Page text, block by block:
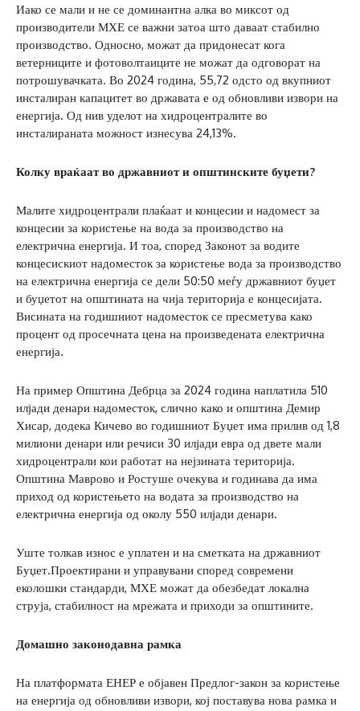
Иако се мали и не се доминантна алка во миксот од
производители МХЕ се важни затоа што даваат стабилно
производство. Односно, можат да придонесат кога
ветерниците и фотоволтаиците не можат да одговорат на
потрошувачката. Во 2024 година, 55,72 одсто од вкупниот
инсталиран капацитет во државата е од обновливи извори на
енергија. Од нив уделот на хидроцентралите во
инсталираната можност изнесува 24,13%.
Колку враќаат во државниот и општинските буџети?
Малите хидроцентрали плаќаат и концесии и надомест за
концесии за користење на вода за производство на
електрична енергија. И тоа, според Законот за водите
концесискиот надоместок за користење вода за производство
на електрична енергија се дели 50:50 меѓу државниот буџет
и буџетот на општината на чија територија е концесијата.
Висината на годишниот надоместок се пресметува како
процент од просечната цена на произведената електрична
енергија.
На пример Општина Дебрца за 2024 година наплатила 510
илјади денари надоместок, слично како и општина Демир
Хисар, додека Кичево во годишниот Буџет има прилив од 1,8
милиони денари или речиси 30 илјади евра од двете мали
хидроцентрали кои работат на нејзината територија.
Општина Маврово и Ростуше очекува и годинава да има
приход од користењето на водата за производство на
електрична енергија од околу 550 илјади денари.
Уште толкав износ е уплатен и на сметката на државниот
Буџет.Проектирани и управувани според современи
еколошки стандарди, МХЕ можат да обезбедат локална
струја, стабилност на мрежата и приходи за општините.
Домашно законодавна рамка
На платформата ЕНЕР е објавен Предлог-закон за користење
на енергија од обновливи извори, кој поставува нова рамка и